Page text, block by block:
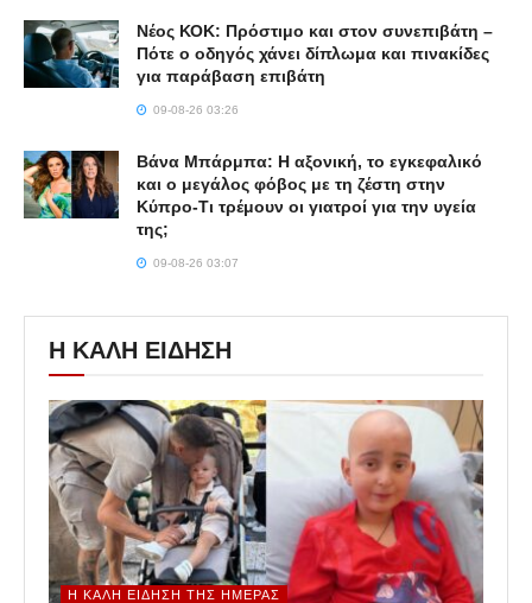
Νέος ΚΟΚ: Πρόστιμο και στον συνεπιβάτη –
Πότε ο οδηγός χάνει δίπλωμα και πινακίδες
για παράβαση επιβάτη
09-08-26 03:26
Βάνα Μπάρμπα: Η αξονική, το εγκεφαλικό
και ο μεγάλος φόβος με τη ζέστη στην
Κύπρο-Τι τρέμουν οι γιατροί για την υγεία
της;
09-08-26 03:07
Η ΚΑΛΗ ΕΙΔΗΣΗ
Η ΚΑΛΉ ΕΊΔΗΣΗ ΤΗΣ ΗΜΈΡΑΣ